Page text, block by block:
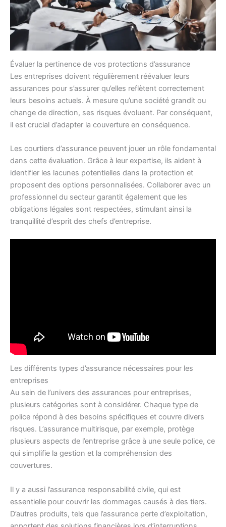
Évaluer la pertinence de vos protections d’assurance
Les entreprises doivent régulièrement réévaluer leurs
assurances pour s’assurer qu’elles reflètent correctement
leurs besoins actuels. À mesure qu’une société grandit ou
change de direction, ses risques évoluent. Par conséquent,
il est crucial d’adapter la couverture en conséquence.
Les courtiers d’assurance peuvent jouer un rôle fondamental
dans cette évaluation. Grâce à leur expertise, ils aident à
identifier les lacunes potentielles dans la protection et
proposent des options personnalisées. Collaborer avec un
professionnel du secteur garantit également que les
obligations légales sont respectées, stimulant ainsi la
tranquillité d’esprit des chefs d’entreprise.
Les différents types d’assurance nécessaires pour les
entreprises
Au sein de l’univers des assurances pour entreprises,
plusieurs catégories sont à considérer. Chaque type de
police répond à des besoins spécifiques et couvre divers
risques. L’assurance multirisque, par exemple, protège
plusieurs aspects de l’entreprise grâce à une seule police, ce
qui simplifie la gestion et la compréhension des
couvertures.
Il y a aussi l’assurance responsabilité civile, qui est
essentielle pour couvrir les dommages causés à des tiers.
D’autres produits, tels que l’assurance perte d’exploitation,